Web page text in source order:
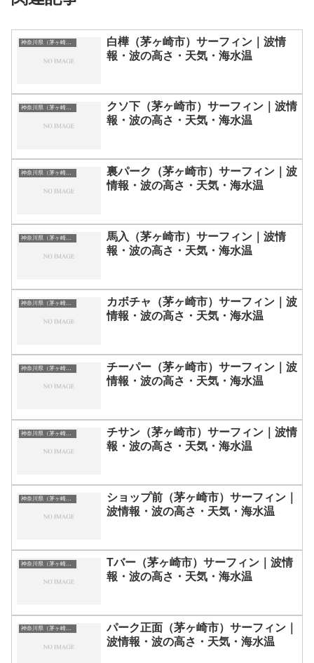
神奈川県（茅ヶ崎・湘南）のサーフィン波情報・ポイント・スポット一覧
白樺（茅ヶ崎市）サーフィン｜波情
報・波の高さ・天気・海水温
神奈川県（茅ヶ崎・湘南）のサーフィン波情報・ポイント・スポット一覧
クソ下（茅ヶ崎市）サーフィン｜波情
報・波の高さ・天気・海水温
神奈川県（茅ヶ崎・湘南）のサーフィン波情報・ポイント・スポット一覧
裏パーク（茅ヶ崎市）サーフィン｜波
情報・波の高さ・天気・海水温
神奈川県（茅ヶ崎・湘南）のサーフィン波情報・ポイント・スポット一覧
馬入（茅ヶ崎市）サーフィン｜波情
報・波の高さ・天気・海水温
神奈川県（茅ヶ崎・湘南）のサーフィン波情報・ポイント・スポット一覧
カボチャ（茅ヶ崎市）サーフィン｜波
情報・波の高さ・天気・海水温
神奈川県（茅ヶ崎・湘南）のサーフィン波情報・ポイント・スポット一覧
チーパー（茅ヶ崎市）サーフィン｜波
情報・波の高さ・天気・海水温
神奈川県（茅ヶ崎・湘南）のサーフィン波情報・ポイント・スポット一覧
チサン（茅ヶ崎市）サーフィン｜波情
報・波の高さ・天気・海水温
神奈川県（茅ヶ崎・湘南）のサーフィン波情報・ポイント・スポット一覧
ショップ前（茅ヶ崎市）サーフィン｜
波情報・波の高さ・天気・海水温
神奈川県（茅ヶ崎・湘南）のサーフィン波情報・ポイント・スポット一覧
Tバー（茅ヶ崎市）サーフィン｜波情
報・波の高さ・天気・海水温
神奈川県（茅ヶ崎・湘南）のサーフィン波情報・ポイント・スポット一覧
パーク正面（茅ヶ崎市）サーフィン｜
波情報・波の高さ・天気・海水温